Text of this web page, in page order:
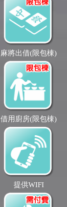
麻將出借(限包棟)
借用廚房(限包棟)
提供WIFI